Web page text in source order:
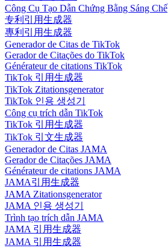
Công Cụ Tạo Dẫn Chứng Bằng Sáng Chế
专利引用生成器
專利引用生成器
Generador de Citas de TikTok
Gerador de Citações do TikTok
Générateur de citations TikTok
TikTok 引用生成器
TikTok Zitationsgenerator
TikTok 인용 생성기
Công cụ trích dẫn TikTok
TikTok 引用生成器
TikTok 引文生成器
Generador de Citas JAMA
Gerador de Citações JAMA
Générateur de citations JAMA
JAMA引用生成器
JAMA Zitationsgenerator
JAMA 인용 생성기
Trình tạo trích dẫn JAMA
JAMA 引用生成器
JAMA 引用生成器